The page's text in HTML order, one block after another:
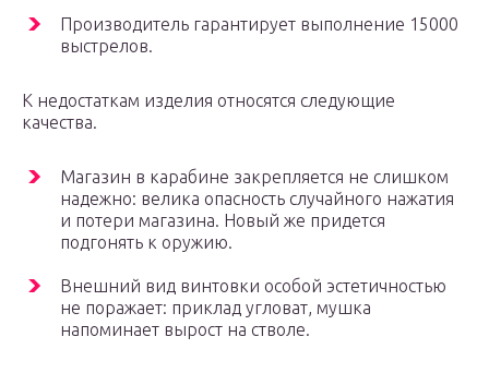
Производитель гарантирует выполнение 15000
выстрелов.
К недостаткам изделия относятся следующие
качества.
Магазин в карабине закрепляется не слишком
надежно: велика опасность случайного нажатия
и потери магазина. Новый же придется
подгонять к оружию.
Внешний вид винтовки особой эстетичностью
не поражает: приклад угловат, мушка
напоминает вырост на стволе.